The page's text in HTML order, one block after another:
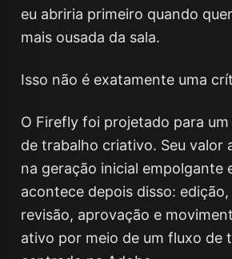
eu abriria primeiro quando
mais ousada da sala.
Isso não é exatamente uma
O Firefly foi projetado para
de trabalho criativo. Seu valor
na geração inicial empolgante
acontece depois disso:
revisão, aprovação e
ativo por meio de um fluxo de